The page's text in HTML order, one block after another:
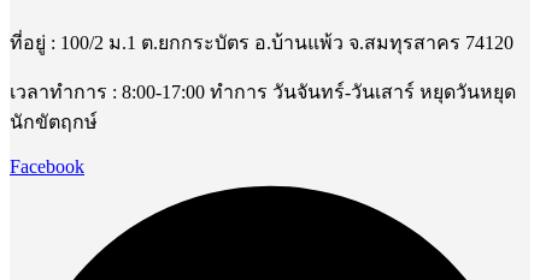
ที่อยู่ : 100/2 ม.1 ต.ยกกระบัตร อ.บ้านแพ้ว จ.สมทุรสาคร 74120
เวลาทำการ : 8:00-17:00 ทำการ วันจันทร์-วันเสาร์ หยุดวันหยุด
นักขัตฤกษ์
Facebook